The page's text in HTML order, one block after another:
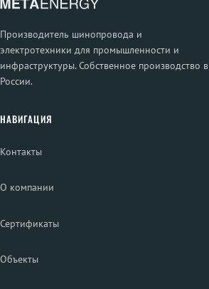
Производитель шинопровода и
электротехники для промышленности и
инфраструктуры. Собственное производство в
России.
НАВИГАЦИЯ
Контакты
О компании
Сертификаты
Объекты